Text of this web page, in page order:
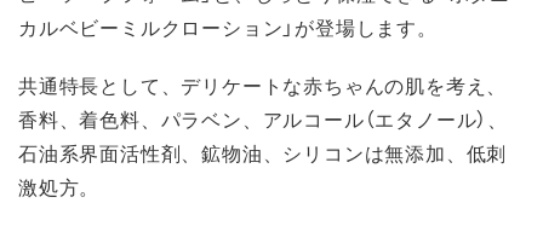
カルベビーミルクローション」が登場します。
共通特長として、デリケートな赤ちゃんの肌を考え、
香料、着色料、パラベン、アルコール（エタノール）、
石油系界面活性剤、鉱物油、シリコンは無添加、低刺
激処方。